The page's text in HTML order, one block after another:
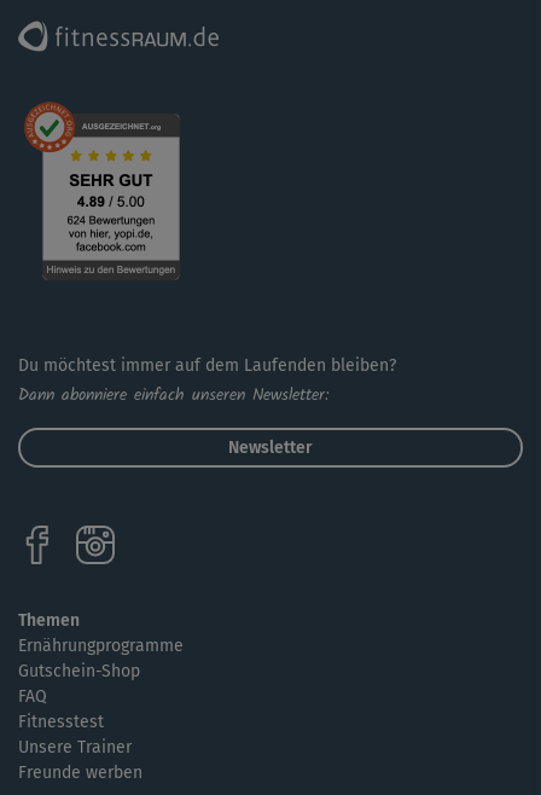
Du möchtest immer auf dem Laufenden bleiben?
Dann abonniere einfach unseren Newsletter:
Newsletter
Themen
Ernährungprogramme
Gutschein-Shop
FAQ
Fitnesstest
Unsere Trainer
Freunde werben